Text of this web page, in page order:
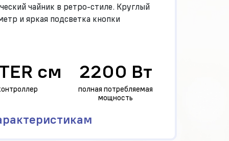
чайник в ретро-стиле. Круглый
и яркая подсветка кнопки
см 2200 Вт
полная потребляемая
мощность